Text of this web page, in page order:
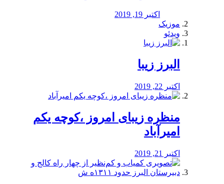
اکتبر 19, 2019
موزیک
ویدئو
البرز زیبا
اکتبر 22, 2019
منظره‌‌ زیبای امروز ،کوچه یکم
امیرآباد
اکتبر 21, 2019